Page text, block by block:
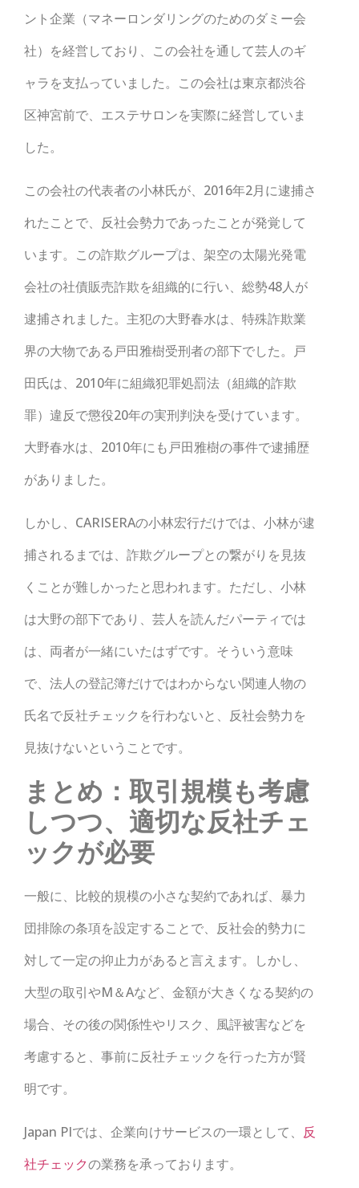
ント企業（マネーロンダリングのためのダミー会
社）を経営しており、この会社を通して芸人のギ
ャラを支払っていました。この会社は東京都渋谷
区神宮前で、エステサロンを実際に経営していま
した。
この会社の代表者の小林氏が、2016年2月に逮捕さ
れたことで、反社会勢力であったことが発覚して
います。この詐欺グループは、架空の太陽光発電
会社の社債販売詐欺を組織的に行い、総勢48人が
逮捕されました。主犯の大野春水は、特殊詐欺業
界の大物である戸田雅樹受刑者の部下でした。戸
田氏は、2010年に組織犯罪処罰法（組織的詐欺
罪）違反で懲役20年の実刑判決を受けています。
大野春水は、2010年にも戸田雅樹の事件で逮捕歴
がありました。
しかし、CARISERAの小林宏行だけでは、小林が逮
捕されるまでは、詐欺グループとの繋がりを見抜
くことが難しかったと思われます。ただし、小林
は大野の部下であり、芸人を読んだパーティでは
は、両者が一緒にいたはずです。そういう意味
で、法人の登記簿だけではわからない関連人物の
氏名で反社チェックを行わないと、反社会勢力を
見抜けないということです。
まとめ：取引規模も考慮
しつつ、適切な反社チェ
ックが必要
一般に、比較的規模の小さな契約であれば、暴力
団排除の条項を設定することで、反社会的勢力に
対して一定の抑止力があると言えます。しかし、
大型の取引やM＆Aなど、金額が大きくなる契約の
場合、その後の関係性やリスク、風評被害などを
考慮すると、事前に反社チェックを行った方が賢
明です。
Japan PIでは、企業向けサービスの一環として、 反
社チェックの業務を承っております。